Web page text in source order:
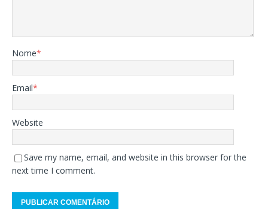
Nome*
Email*
Website
Save my name, email, and website in this browser for the
next time I comment.